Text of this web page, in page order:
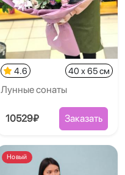
4.6 40 x 65 см
Лунные сонаты
10529₽ Заказать
Новый